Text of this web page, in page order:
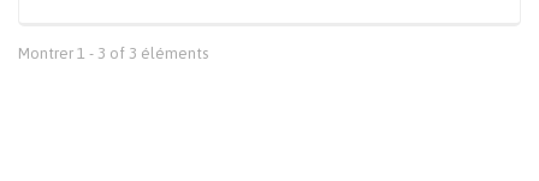
Montrer 1 - 3 of 3 éléments